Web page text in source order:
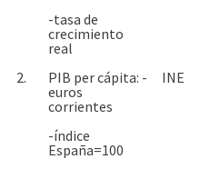
-tasa de
crecimiento
real
2.
PIB per cápita: -
euros
corrientes
INE
-índice
España=100